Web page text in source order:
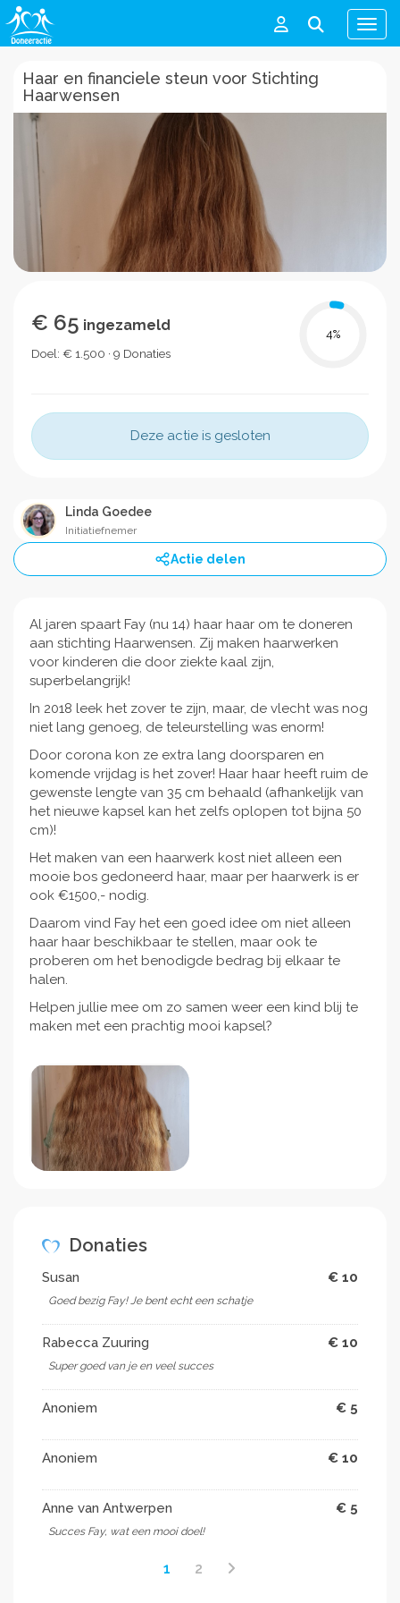
Menu
Haar en financiele steun voor Stichting
Haarwensen
€ 65 ingezameld
Doel: € 1.500 · 9 Donaties
4%
Deze actie is gesloten
Linda Goedee
Initiatiefnemer
Actie delen
Al jaren spaart Fay (nu 14) haar haar om te doneren
aan stichting Haarwensen. Zij maken haarwerken
voor kinderen die door ziekte kaal zijn,
superbelangrijk!
In 2018 leek het zover te zijn, maar, de vlecht was nog
niet lang genoeg, de teleurstelling was enorm!
Door corona kon ze extra lang doorsparen en
komende vrijdag is het zover! Haar haar heeft ruim de
gewenste lengte van 35 cm behaald (afhankelijk van
het nieuwe kapsel kan het zelfs oplopen tot bijna 50
cm)!
Het maken van een haarwerk kost niet alleen een
mooie bos gedoneerd haar, maar per haarwerk is er
ook €1500,- nodig.
Daarom vind Fay het een goed idee om niet alleen
haar haar beschikbaar te stellen, maar ook te
proberen om het benodigde bedrag bij elkaar te
halen.
Helpen jullie mee om zo samen weer een kind blij te
maken met een prachtig mooi kapsel?
Donaties
Susan € 10
Goed bezig Fay! Je bent echt een schatje ️
Rabecca Zuuring € 10
Super goed van je en veel succes
Anoniem € 5
Anoniem € 10
Anne van Antwerpen € 5
Succes Fay, wat een mooi doel!
1 2